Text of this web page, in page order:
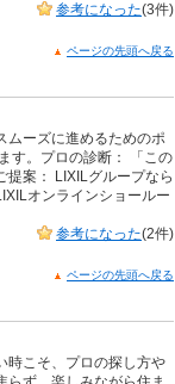
参考になった(3件)
ページの先頭へ戻る
ムーズに進めるためのポ
す。プロの診断： 「この
案： LIXILグループなら
オンラインショールー
参考になった(2件)
ページの先頭へ戻る
時こそ、プロの探し方や